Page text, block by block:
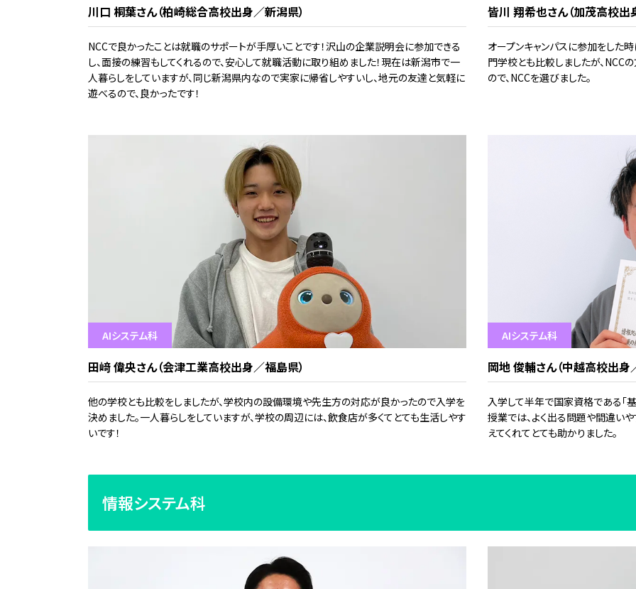
川口 桐葉さん（柏崎総合高校出身／新潟県）
NCCで良かったことは就職のサポートが手厚いことです！沢山の企業説明会に参加できる
し、面接の練習もしてくれるので、安心して就職活動に取り組めました！現在は新潟市で一
人暮らしをしていますが、同じ新潟県内なので実家に帰省しやすいし、地元の友達と気軽に
遊べるので、良かったです！
皆川 翔希也さん（加茂高校出
オープンキャンパスに参加をした
門学校とも比較しましたが、NCC
ので、NCCを選びました。
AIシステム科
田﨑 偉央さん（会津工業高校出身／福島県）
他の学校とも比較をしましたが、学校内の設備環境や先生方の対応が良かったので入学を
決めました。一人暮らしをしていますが、学校の周辺には、飲食店が多くてとても生活しやす
いです！
AIシステム科
岡地 俊輔さん（中越高校出身
入学して半年で国家資格である「
授業では、よく出る問題や間違い
えてくれてとても助かりました。
情報システム科